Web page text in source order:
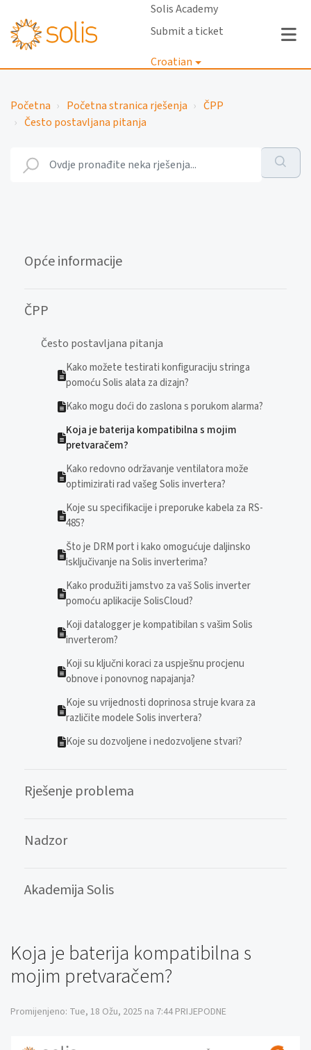
Solis Academy
Submit a ticket
Croatian
Prijava
Početna Početna stranica rješenja
ČPP
Često postavljana pitanja
Opće informacije
ČPP
Često postavljana pitanja
Kako možete testirati konfiguraciju stringa
pomoću Solis alata za dizajn?
Kako mogu doći do zaslona s porukom alarma?
Koja je baterija kompatibilna s mojim
pretvaračem?
Kako redovno održavanje ventilatora može
optimizirati rad vašeg Solis invertera?
Koje su specifikacije i preporuke kabela za RS-
485?
Što je DRM port i kako omogućuje daljinsko
isključivanje na Solis inverterima?
Kako produžiti jamstvo za vaš Solis inverter
pomoću aplikacije SolisCloud?
Koji datalogger je kompatibilan s vašim Solis
inverterom?
Koji su ključni koraci za uspješnu procjenu
obnove i ponovnog napajanja?
Koje su vrijednosti doprinosa struje kvara za
različite modele Solis invertera?
Koje su dozvoljene i nedozvoljene stvari?
Rješenje problema
Nadzor
Akademija Solis
Koja je baterija kompatibilna s
mojim pretvaračem?
Promijenjeno: Tue, 18 Ožu, 2025 na 7:44 PRIJEPODNE